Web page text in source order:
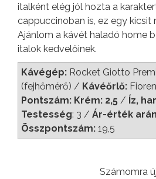
italként elég jól hozta a
cappuccinoban is, ez egy kicsit
Ajánlom a kávét haladó home
italok kedvelőinek.
Kávégép: Rocket Giotto
(fejhőmérő) / Kávéőrlő:
Pontszám: Krém: 2,5 / Íz,
Testesség: 3 / Ár-érték
Összpontszám: 19,5
Számomra